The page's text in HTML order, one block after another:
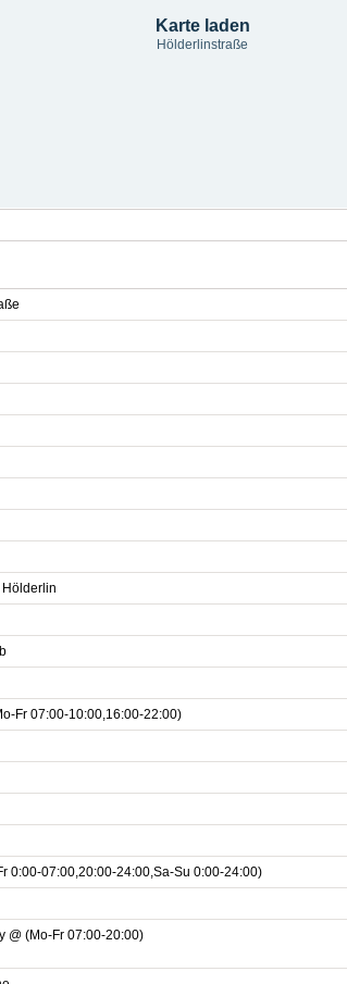
Karte laden
Hölderlinstraße
Fr 07:00-10:00,16:00-22:00)
0:00-07:00,20:00-24:00,Sa-Su 0:00-24:00)
@ (Mo-Fr 07:00-20:00)